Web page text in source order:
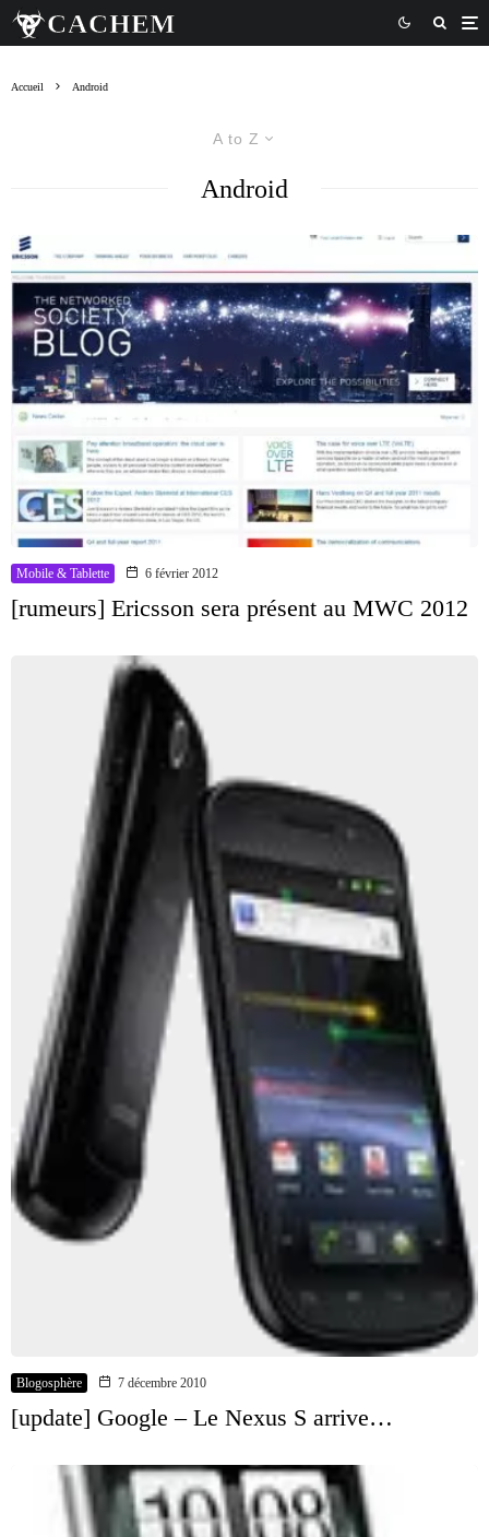
Accueil Android
A to Z
Android
Mobile & Tablette 6 février 2012
[rumeurs] Ericsson sera présent au MWC 2012
Blogosphère 7 décembre 2010
[update] Google – Le Nexus S arrive…